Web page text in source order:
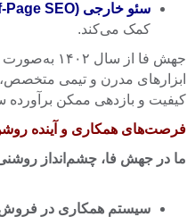
سئو خارجی (Off-Page SEO):
کمک می‌کند.
ابزارهای مدرن و تیمی متخصص،
کیفیت و بازدهی ممکن برآورده
فرصت‌های همکاری و آینده
ما در جهش فا، چشم‌انداز
سیستم همکاری در فروش (از